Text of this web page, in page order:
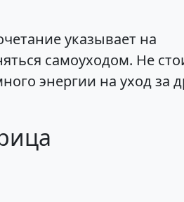
указывает на
самоуходом. Не
энергии на уход за